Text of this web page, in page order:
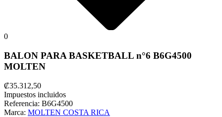
0
BALON PARA BASKETBALL n°6 B6G4500
MOLTEN
₡35.312,50
Impuestos incluidos
Referencia: B6G4500
Marca: MOLTEN COSTA RICA